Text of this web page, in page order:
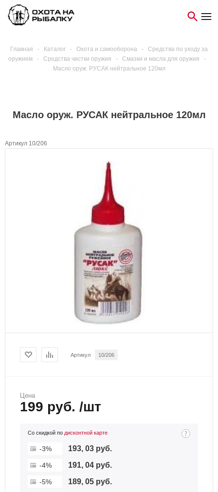
Главная - Каталог - Охота и самооборона -
Средства по уходу за
оружием
- Средства чистки оружия - Смазки и масла для оружия
-
Масло оруж. РУСАК нейтральное 120мл
Масло оруж. РУСАК нейтральное 120мл
Артикул 10/206
Артикул 10/206
Цена
199 руб. /шт
Со скидкой по дисконтной карте
-3% 193, 03 руб.
-4% 191, 04 руб.
-5% 189, 05 руб.